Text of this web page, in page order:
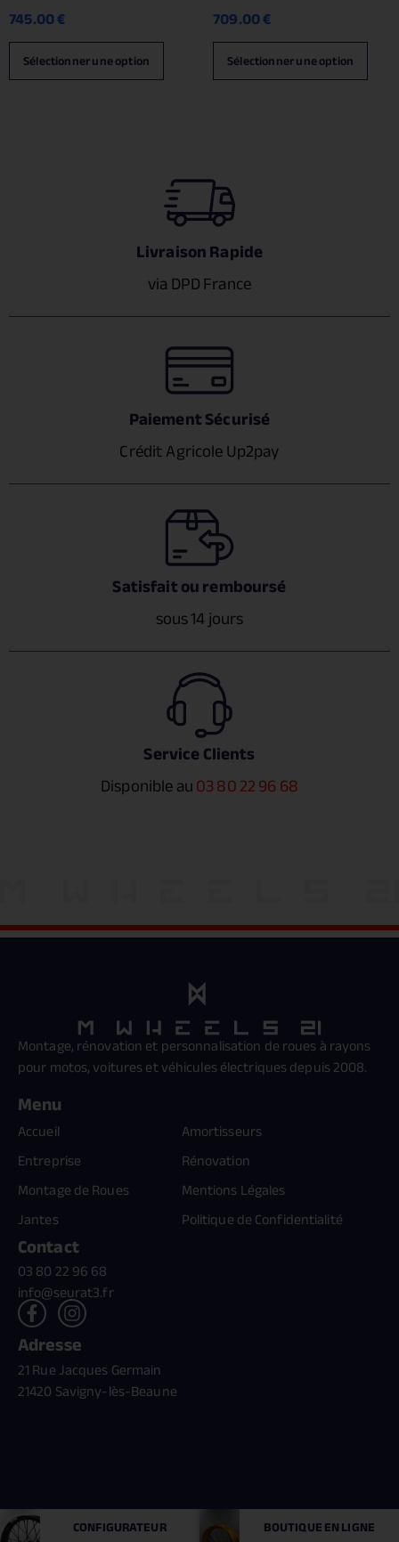
745.00€
Sélectionner une option
709.00€
Sélectionner une option
Livraison Rapide
via DPD France
Paiement Sécurisé
Crédit Agricole Up2pay
Satisfait ou remboursé
sous 14 jours
Service Clients
Disponible au03 80 22 96 68
Montage, rénovation et personnalisation de roues à rayons
pour motos, voitures et véhicules électriques depuis 2008.
Menu
Accueil
Entreprise
Montage de Roues
Jantes
Amortisseurs
Rénovation
Mentions Légales
Politique de Confidentialité
Contact
03 80 22 96 68
info@seurat3.fr
Adresse
21 Rue Jacques Germain
21420 Savigny-lès-Beaune
Création // benn.fr& Référencement // monsieur-motcle.com
CONFIGURATEUR
BOUTIQUEEN LIGNE